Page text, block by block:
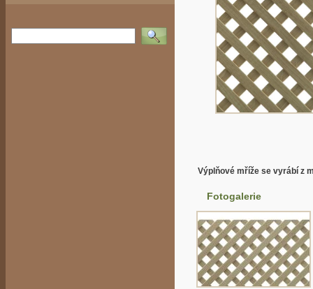
Vyhledat
Výplňové mříže se vyrábí z
Fotogalerie